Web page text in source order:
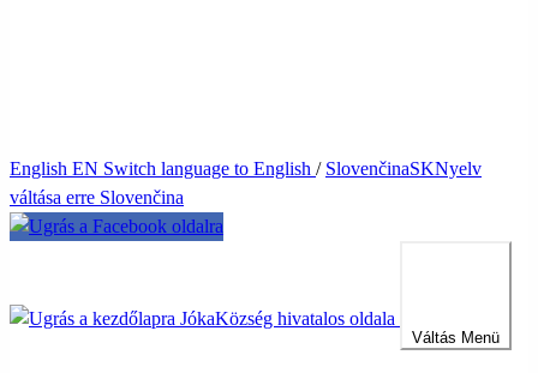
English EN Switch language to English / SlovenčinaSKNyelv
váltása erre Slovenčina
JókaKözség hivatalos oldala
Váltás Menü